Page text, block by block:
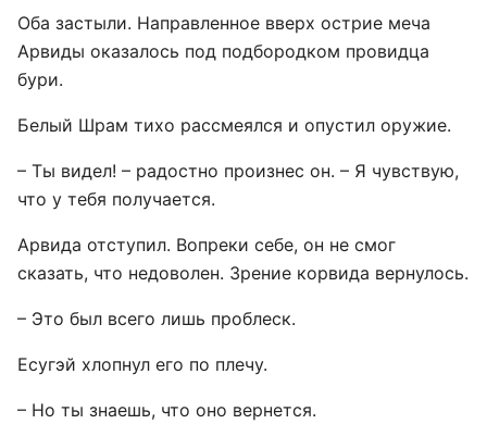
Оба застыли. Направленное вверх острие меча
Арвиды оказалось под подбородком провидца
бури.
Белый Шрам тихо рассмеялся и опустил оружие.
– Ты видел! – радостно произнес он. – Я чувствую,
что у тебя получается.
Арвида отступил. Вопреки себе, он не смог
сказать, что недоволен. Зрение корвида вернулось.
– Это был всего лишь проблеск.
Есугэй хлопнул его по плечу.
– Но ты знаешь, что оно вернется.